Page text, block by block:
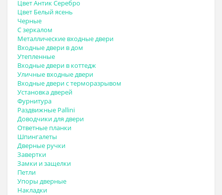
Цвет Антик Серебро
Цвет Белый ясень
Черные
С зеркалом
Металлические входные двери
Входные двери в дом
Утепленные
Входные двери в коттедж
Уличные входные двери
Входные двери с терморазрывом
Установка дверей
Фурнитура
Раздвижные Pallini
Доводчики для двери
Ответные планки
Шпингалеты
Дверные ручки
Завертки
Замки и защелки
Петли
Упоры дверные
Накладки